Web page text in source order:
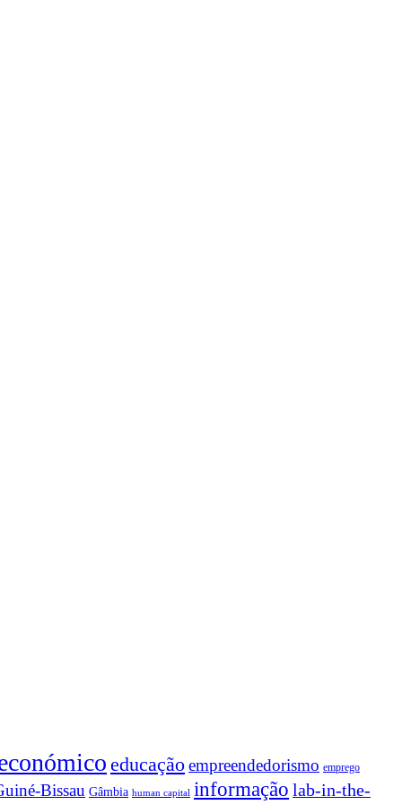
educaçãoempreendedorismo emprego
Bissau Gâmbia human capital informação lab-in-the-